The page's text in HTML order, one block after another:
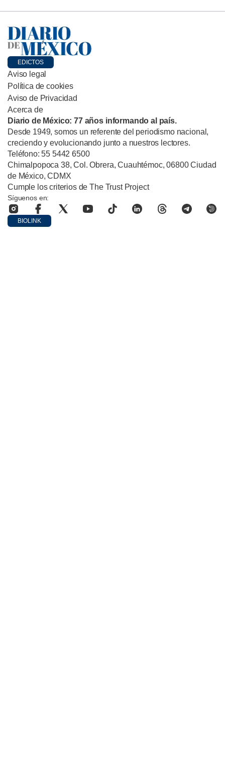
EDICTOS
Aviso legal
Política de cookies
Aviso de Privacidad
Acerca de
Diario de México: 77 años informando al país.
Desde 1949, somos un referente del periodismo nacional,
creciendo y evolucionando junto a nuestros lectores.
Teléfono: 55 5442 6500
Chimalpopoca 38, Col. Obrera, Cuauhtémoc, 06800 Ciudad
de México, CDMX
Cumple los criterios de The Trust Project
Síguenos en:
BIOLINK